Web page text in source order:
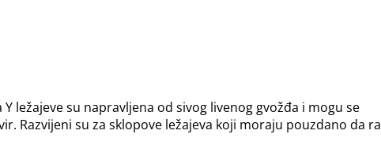
ležajeve su napravljena od sivog livenog gvožđa i mogu se
Razvijeni su za sklopove ležajeva koji moraju pouzdano da